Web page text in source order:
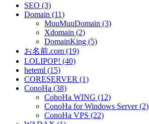
SEO (3)
Domain (11)
MuuMuuDomain (3)
Xdomain (2)
DomainKing (5)
お名前.com (19)
LOLIPOP! (40)
heteml (15)
CORESERVER (1)
ConoHa (38)
CohoHa WING (12)
ConoHa for Windows Server (2)
ConoHa VPS (22)